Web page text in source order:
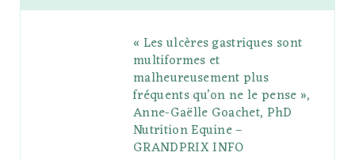
b
t
l
e
P
l
s
a
g
r
a
m
e
r
e
s
o
l
r
« Les ulcères gastriques sont
multiformes et
malheureusement plus
fréquents qu’on ne le pense »,
Anne-Gaëlle Goachet, PhD
Nutrition Equine –
GRANDPRIX INFO